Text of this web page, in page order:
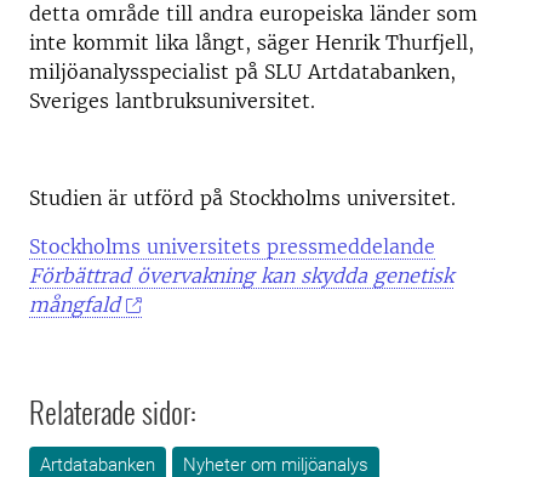
detta område till andra europeiska länder som
inte kommit lika långt, säger Henrik Thurfjell,
miljöanalysspecialist på SLU Artdatabanken,
Sveriges lantbruksuniversitet.
Studien är utförd på Stockholms universitet.
Stockholms universitets pressmeddelande
Förbättrad övervakning kan skydda genetisk
mångfald
Relaterade sidor:
Artdatabanken
Nyheter om miljöanalys